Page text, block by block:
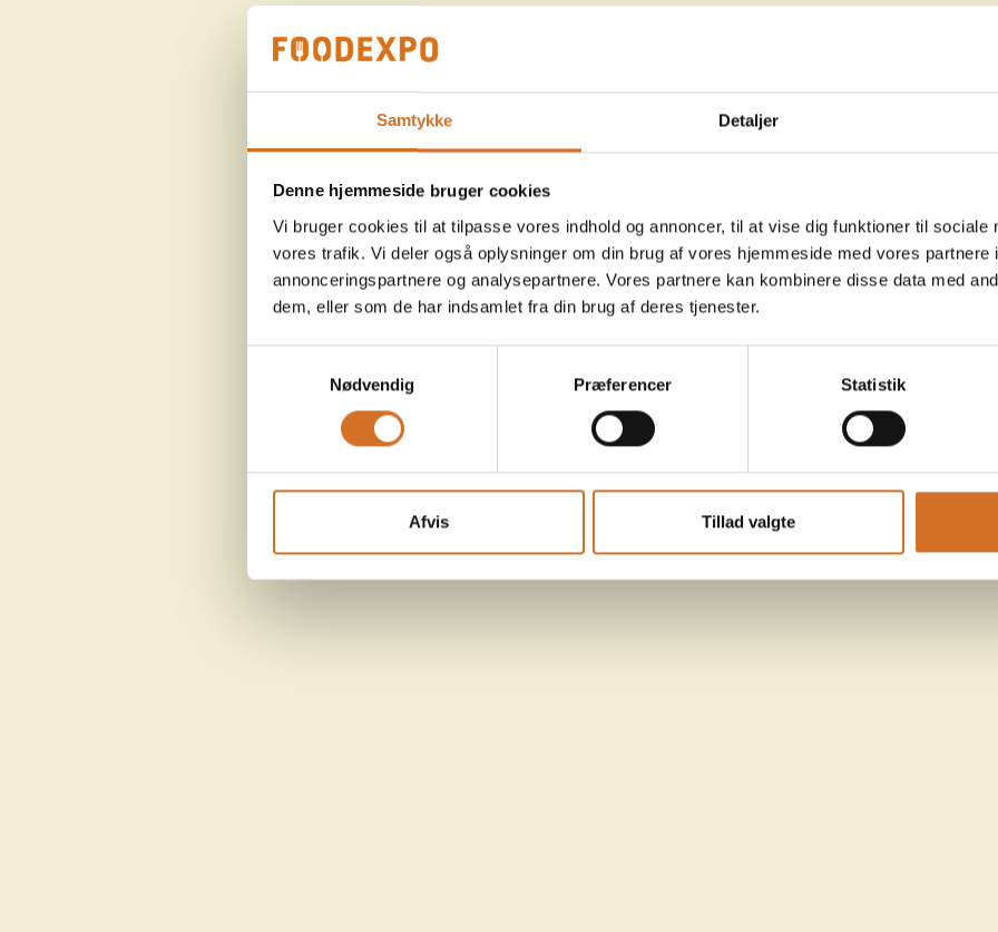
Samtykke Detaljer
Denne hjemmeside bruger cookies
Vi bruger cookies til at tilpasse vores indhold og annoncer, til at vise dig funktioner til sociale
vores trafik. Vi deler også oplysninger om din brug af vores hjemmeside med vores partnere
annonceringspartnere og analysepartnere. Vores partnere kan kombinere disse data med
dem, eller som de har indsamlet fra din brug af deres tjenester.
Nødvendig
Præferencer Statistik
Afvis Tillad valgte